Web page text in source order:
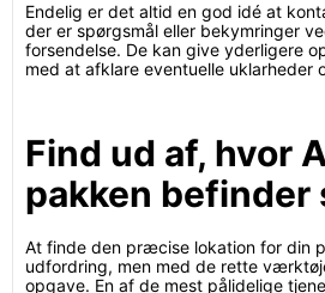
Endelig er det altid en god idé at
der er spørgsmål eller bekymringer
forsendelse. De kan give yderligere
med at afklare eventuelle uklarheder
Find ud af, hvor
pakken befinder
At finde den præcise lokation for din
udfordring, men med de rette
opgave. En af de mest pålidelige